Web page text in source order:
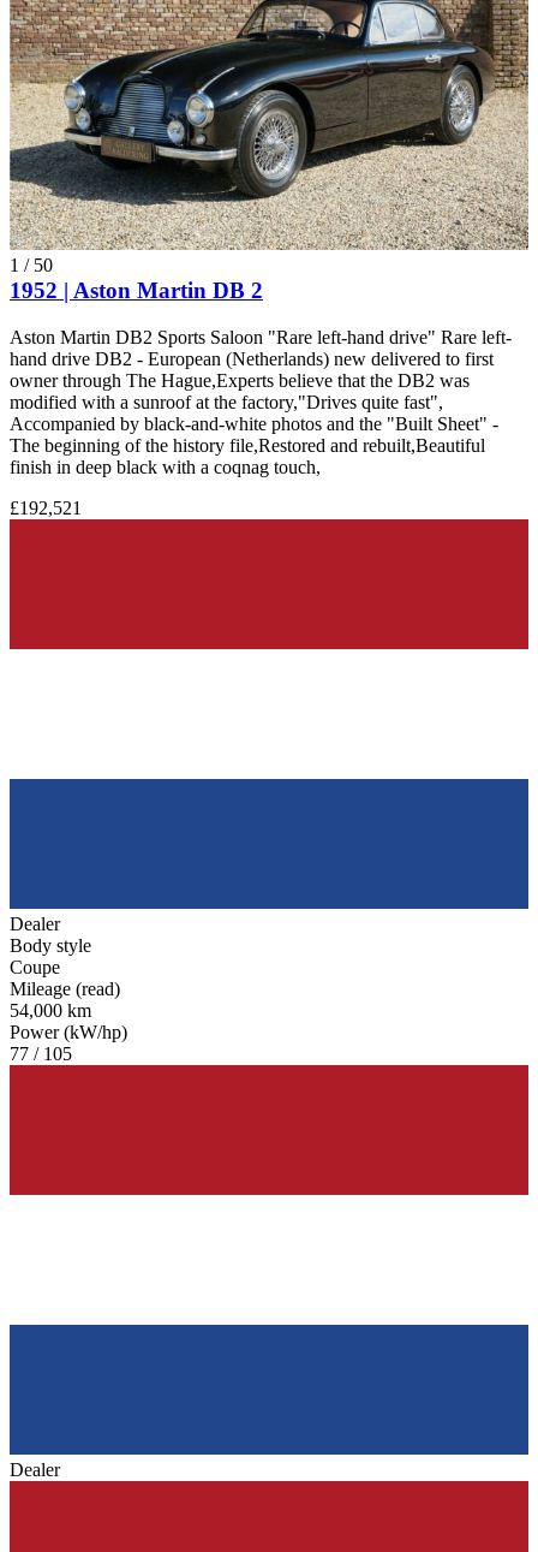
1 / 50
1952 | Aston Martin DB 2
Aston Martin DB2 Sports Saloon "Rare left-hand drive" Rare left-
hand drive DB2 - European (Netherlands) new delivered to first
owner through The Hague,Experts believe that the DB2 was
modified with a sunroof at the factory,"Drives quite fast",
Accompanied by black-and-white photos and the "Built Sheet" -
The beginning of the history file,Restored and rebuilt,Beautiful
finish in deep black with a coqnag touch,
£192,521
Dealer
Body style
Coupe
Mileage (read)
54,000 km
Power (kW/hp)
77 / 105
Dealer